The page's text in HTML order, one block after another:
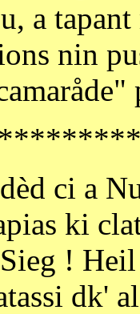
a
nin
ci a
ki
!
dk'